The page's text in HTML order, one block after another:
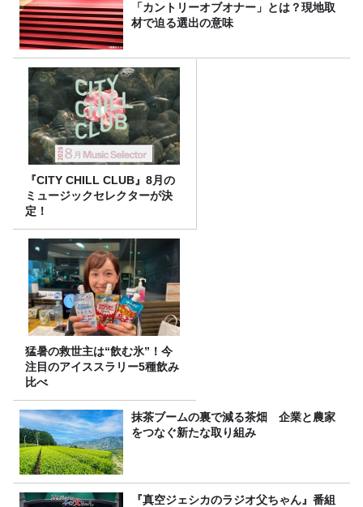
「カントリーオブオナー」とは？現地取
材で迫る選出の意味
『CITY CHILL CLUB』8月の
ミュージックセレクターが決
定！
猛暑の救世主は“飲む氷”！今
注目のアイススラリー5種飲み
比べ
抹茶ブームの裏で減る茶畑 企業と農家
をつなぐ新たな取り組み
『真空ジェシカのラジオ父ちゃん』番組